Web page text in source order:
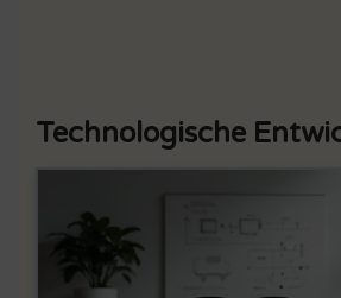
Technologische